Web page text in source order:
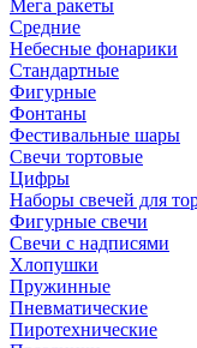
Мега ракеты
Средние
Небесные фонарики
Стандартные
Фигурные
Фонтаны
Фестивальные шары
Свечи тортовые
Цифры
Наборы свечей для
Фигурные свечи
Свечи с надписями
Хлопушки
Пружинные
Пневматические
Пиротехнические